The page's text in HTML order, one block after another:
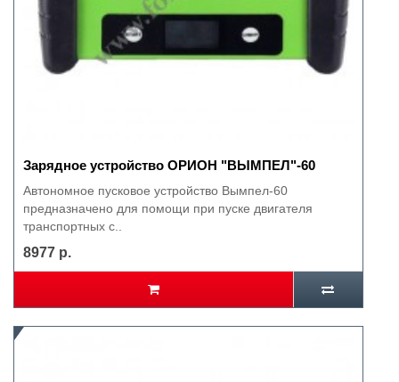
Зарядное устройство ОРИОН "ВЫМПЕЛ"-60
Автономное пусковое устройство Вымпел-60
предназначено для помощи при пуске двигателя
транспортных с..
8977 р.